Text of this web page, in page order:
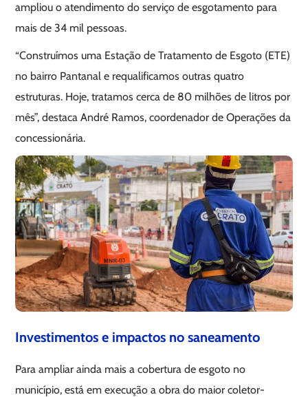
ampliou o atendimento do serviço de esgotamento para
mais de 34 mil pessoas.
“Construímos uma Estação de Tratamento de Esgoto (ETE)
no bairro Pantanal e requalificamos outras quatro
estruturas. Hoje, tratamos cerca de 80 milhões de litros por
mês”, destaca André Ramos, coordenador de Operações da
concessionária.
Investimentos e impactos no saneamento
Para ampliar ainda mais a cobertura de esgoto no
município, está em execução a obra do maior coletor-